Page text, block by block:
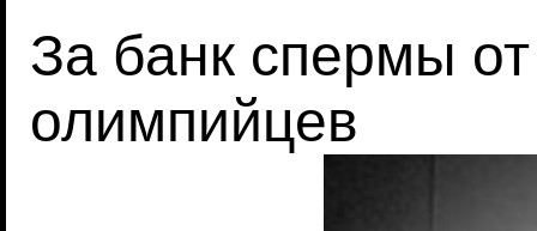
За банк спермы
олимпийцев